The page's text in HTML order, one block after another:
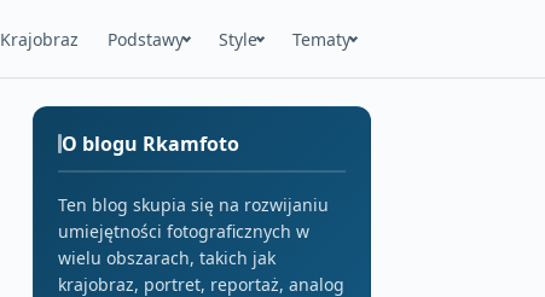
Krajobraz Podstawy Style Tematy
O blogu Rkamfoto
Ten blog skupia się na rozwijaniu
umiejętności fotograficznych w
wielu obszarach, takich jak
krajobraz, portret, reportaż, analog